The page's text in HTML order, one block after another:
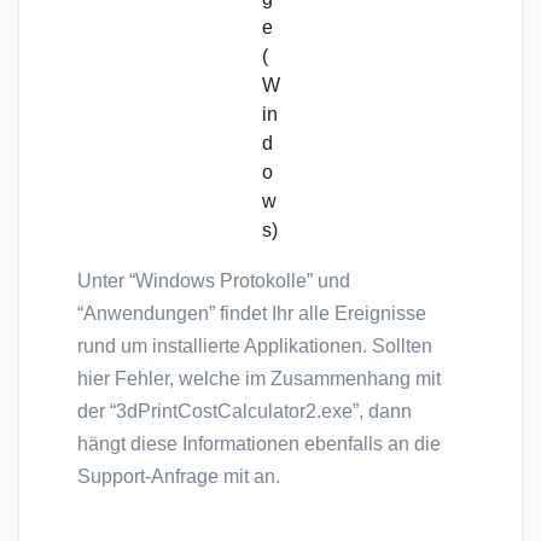
e
(
W
in
d
o
w
s)
Unter “Windows Protokolle” und
“Anwendungen” findet Ihr alle Ereignisse
rund um installierte Applikationen. Sollten
hier Fehler, welche im Zusammenhang mit
der “3dPrintCostCalculator2.exe”, dann
hängt diese Informationen ebenfalls an die
Support-Anfrage mit an.